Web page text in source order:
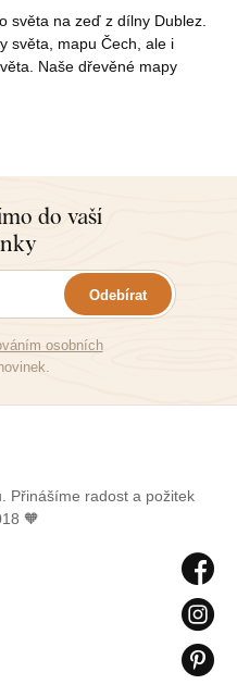
světa na zeď z dílny Dublez.
světa, mapu Čech, ale i
Naše dřevěné mapy
do vaší
Odebírat
osobních
Přinášíme radost a požitek
🧡